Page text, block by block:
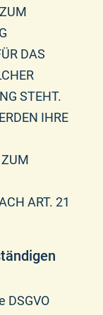
DAS
STEHT.
IHRE
ART. 21
DSGVO